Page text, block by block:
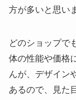
方が多いと思い
どのショップで
体の性能や価格
んが、デザイン
あるので、見た